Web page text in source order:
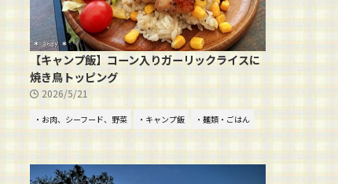
【キャンプ飯】コーン入りガーリックライスに
焼き鳥トッピング
2026/5/21
・お肉、シーフード、野菜 ・キャンプ飯 ・麺類・ごはん